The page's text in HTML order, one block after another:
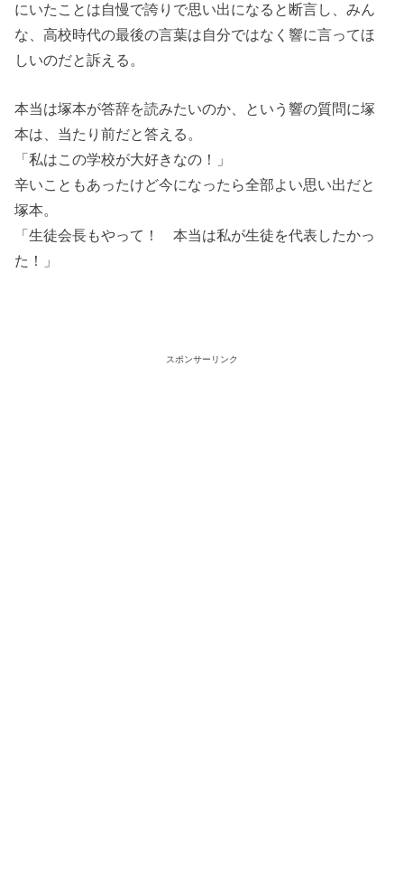
にいたことは自慢で誇りで思い出になると断言し、みん
な、高校時代の最後の言葉は自分ではなく響に言ってほ
しいのだと訴える。
本当は塚本が答辞を読みたいのか、という響の質問に塚
本は、当たり前だと答える。
「私はこの学校が大好きなの！」
辛いこともあったけど今になったら全部よい思い出だと
塚本。
「生徒会長もやって！ 本当は私が生徒を代表したかっ
た！」
スポンサーリンク